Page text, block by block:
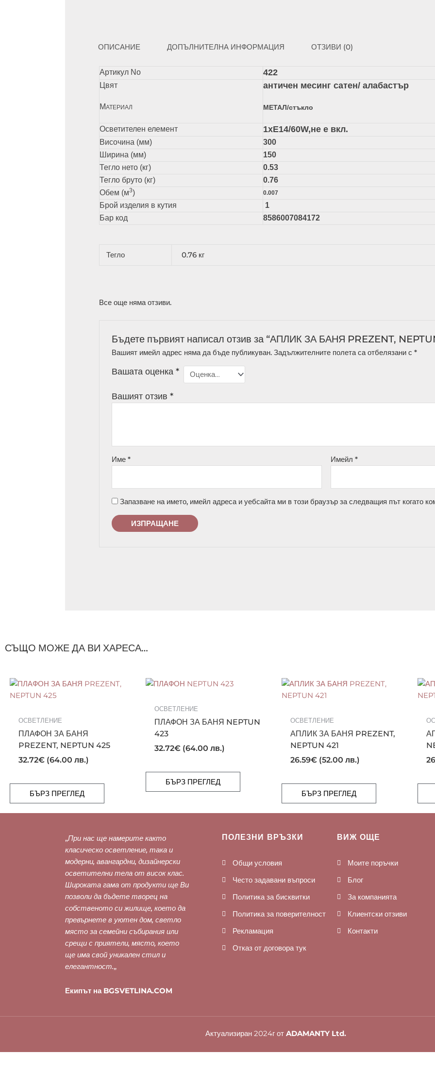
ОПИСАНИЕ ДОПЪЛНИТЕЛНА ИНФОРМАЦИЯ ОТЗИВИ (0)
Артикул No 422
Цвят
МАТЕРИАЛ
античен месинг сатен/ алабастър
МЕТАЛ/стъкло
Осветителен елемент 1xЕ14/60W,не е вкл.
Височина (мм)
300
Ширина (мм)
150
Тегло нето (кг)
0.53
Тегло бруто (кг)
0.76
Обем (м3) 0.007
Брой изделия в кутия
1
Бар код
8586007084172
Тегло 0.76 кг
Все още няма отзиви.
Бъдете първият написал отзив за “АПЛИК ЗА БАНЯ PREZENT,
Вашият имейл адрес няма да бъде публикуван. Задължителните полета са отбелязани с*
Вашата оценка*
Вашият отзив*
Име* Имейл *
Запазване на името, имейл адреса и уебсайта ми в този браузър за следващия път когато
СЪЩО МОЖЕ ДА ВИ ХАРЕСА…
ОСВЕТЛЕНИЕ
ПЛАФОН ЗА БАНЯ
PREZENT, NEPTUN 425
32.72€ (64.00 лв.)
БЪРЗ ПРЕГЛЕД
ОСВЕТЛЕНИЕ
ПЛАФОН ЗА БАНЯ NEPTUN
423
32.72€ (64.00 лв.)
БЪРЗ ПРЕГЛЕД
ОСВЕТЛЕНИЕ
АПЛИК ЗА БАНЯ PREZENT,
NEPTUN 421
26.59€ (52.00 лв.)
БЪРЗ ПРЕГЛЕД
„При нас ще намерите както
класическо осветление, така и
модерни, авангардни, дизайнерски
осветителни тела от висок клас.
Широката гама от продукти ще Ви
позволи да бъдете творец на
собственото си жилище, което да
превърнете в уютен дом, светло
място за семейни събирания или
срещи с приятели, място, което
ще има свой уникален стил и
елегантност.„
Екипът на BGSVETLINA.COM
ПОЛЕЗНИ ВРЪЗКИ
Общи условия
Често задавани въпроси
Политика за бисквитки
Политика за поверителност
Рекламация
Отказ от договора тук
ВИЖ ОЩЕ
Моите поръчки
Блог
За компанията
Клиентски отзиви
Контакти
Актуализиран 2024г от ADAMANTY Ltd.